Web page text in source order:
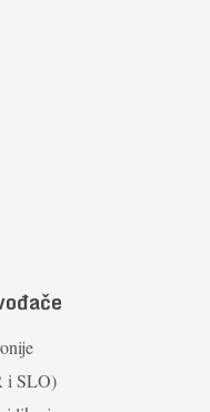
i SLO)